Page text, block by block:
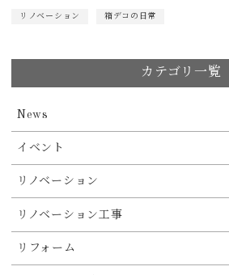
リノベーション 箱デコの日常
カテゴリ一覧
News
イベント
リノベーション
リノベーション工事
リフォーム